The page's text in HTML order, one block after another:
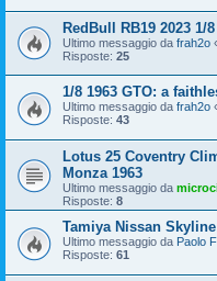
RedBull RB19 2023 1/8
Ultimo messaggio da frah2o
Risposte: 25
1/8 1963 GTO: a
Ultimo messaggio da frah2o
Risposte: 43
Lotus 25 Coventry
Monza 1963
Ultimo messaggio da
Risposte: 8
Tamiya Nissan
Ultimo messaggio da Paolo
Risposte: 61